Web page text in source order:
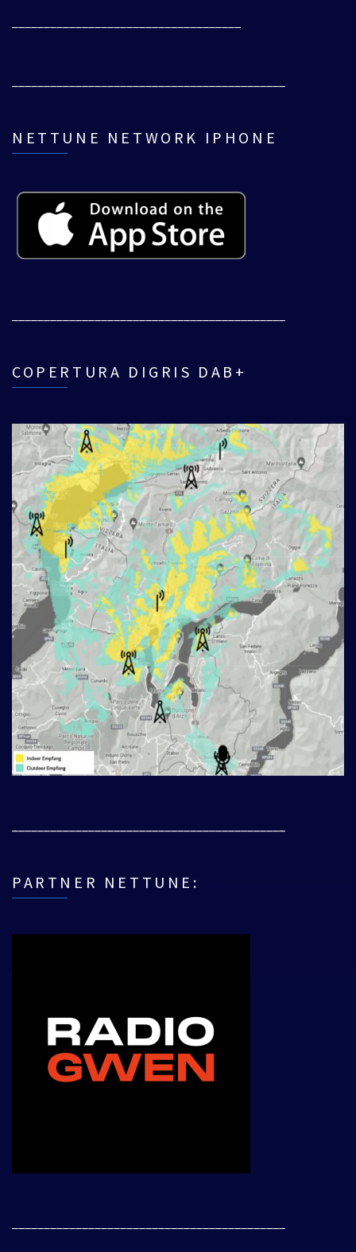
NETTUNE NETWORK IPHONE
COPERTURA DIGRIS DAB+
PARTNER NETTUNE: